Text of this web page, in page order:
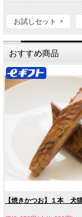
す。
加工は、かつおをさ
熟練のお母さんたち
まるごと焼き上げまし
焼き上がり、包装に
ています。
お試しセット
おすすめ商品
【焼きかつお】１本 犬